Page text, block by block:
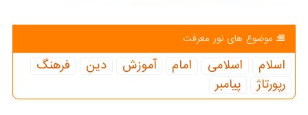
موضوع های نور معرفت
اسلام اسلامی امام آموزش دین
فرهنگ
رپورتاژ
پیامبر